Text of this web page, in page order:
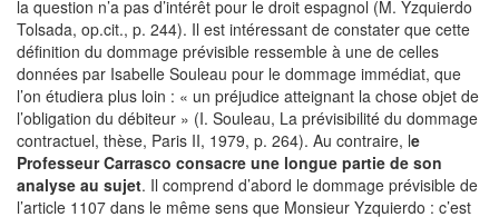
la question n’a pas d’intérêt pour le droit espagnol (M. Yzquierdo
Tolsada, op.cit., p. 244). Il est intéressant de constater que cette
définition du dommage prévisible ressemble à une de celles
données par Isabelle Souleau pour le dommage immédiat, que
l’on étudiera plus loin : « un préjudice atteignant la chose objet de
l’obligation du débiteur » (I. Souleau, La prévisibilité du dommage
contractuel, thèse, Paris II, 1979, p. 264). Au contraire, le
Professeur Carrasco consacre une longue partie de son
analyse au sujet. Il comprend d’abord le dommage prévisible de
l’article 1107 dans le même sens que Monsieur Yzquierdo : c’est